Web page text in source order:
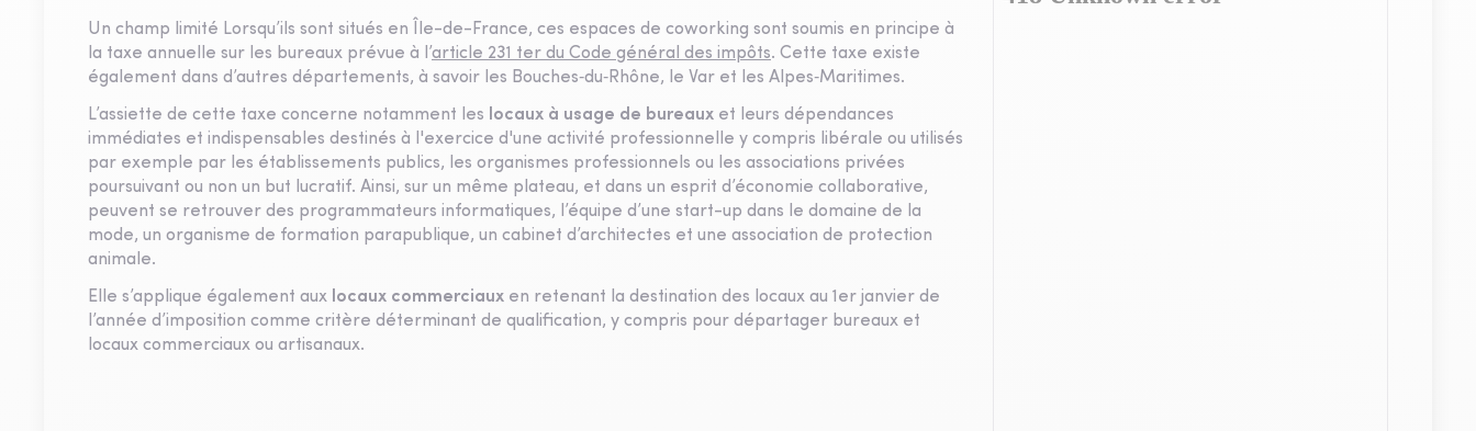
Un champ limité Lorsqu’ils sont situés en Île-de-France, ces espaces de coworking sont soumis en principe à
la taxe annuelle sur les bureaux prévue à l’article 231 ter du Code général des impôts. Cette taxe existe
également dans d’autres départements, à savoir les Bouches‑du‑Rhône, le Var et les Alpes‑Maritimes.
L’assiette de cette taxe concerne notamment les locaux à usage de bureaux et leurs dépendances
immédiates et indispensables destinés à l'exercice d'une activité professionnelle y compris libérale ou utilisés
par exemple par les établissements publics, les organismes professionnels ou les associations privées
poursuivant ou non un but lucratif. Ainsi, sur un même plateau, et dans un esprit d’économie collaborative,
peuvent se retrouver des programmateurs informatiques, l’équipe d’une start-up dans le domaine de la
mode, un organisme de formation parapublique, un cabinet d’architectes et une association de protection
animale.
Elle s’applique également aux locaux commerciaux en retenant la destination des locaux au 1er janvier de
l’année d’imposition comme critère déterminant de qualification, y compris pour départager bureaux et
locaux commerciaux ou artisanaux.